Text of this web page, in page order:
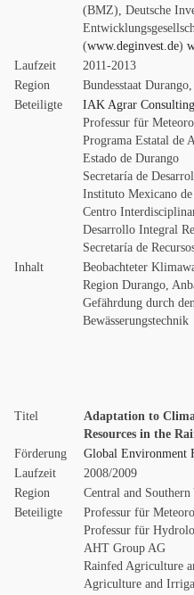
(BMZ), Deutsche
(www.deginvest.de)
Laufzeit
2011-2013
Region
Bundesstaat
Beteiligte
IAK Agrar
Professur für
Programa Estatal de
Estado de Durango
Secretaría de
Instituto Mexicano
Centro
Desarrollo Integral
Secretaría de
Inhalt
Beobachteter
Region Durango,
Gefährdung durch
Bewässerungstechnik
Titel
Adaptation to
Resources in the
Förderung
Global Environment
Laufzeit
2008/2009
Region
Central and Southern
Beteiligte
Professur für
Professur für
AHT Group AG
Rainfed Agriculture
Agriculture and